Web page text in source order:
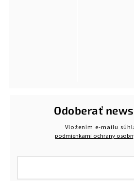
Odoberať
Vložením e-mailu
podmienkami ochrany